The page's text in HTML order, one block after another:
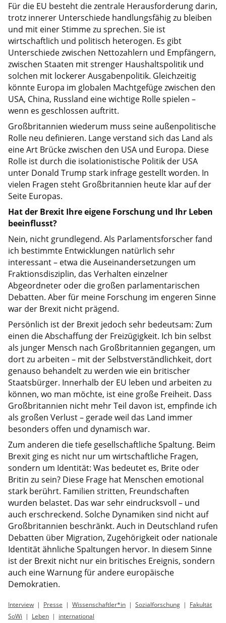
Für die EU besteht die zentrale Herausforderung darin,
trotz innerer Unterschiede handlungsfähig zu bleiben
und mit einer Stimme zu sprechen. Sie ist
wirtschaftlich und politisch heterogen. Es gibt
Unterschiede zwischen Nettozahlern und Empfängern,
zwischen Staaten mit strenger Haushaltspolitik und
solchen mit lockerer Ausgabenpolitik. Gleichzeitig
könnte Europa im globalen Machtgefüge zwischen den
USA, China, Russland eine wichtige Rolle spielen –
wenn es geschlossen auftritt.
Großbritannien wiederum muss seine außenpolitische
Rolle neu definieren. Lange verstand sich das Land als
eine Art Brücke zwischen den USA und Europa. Diese
Rolle ist durch die isolationistische Politik der USA
unter Donald Trump stark infrage gestellt worden. In
vielen Fragen steht Großbritannien heute klar auf der
Seite Europas.
Hat der Brexit Ihre eigene Forschung und Ihr Leben
beeinflusst?
Nein, nicht grundlegend. Als Parlamentsforscher fand
ich bestimmte Entwicklungen natürlich sehr
interessant – etwa die Auseinandersetzungen um
Fraktionsdisziplin, das Verhalten einzelner
Abgeordneter oder die großen parlamentarischen
Debatten. Aber für meine Forschung im engeren Sinne
war der Brexit nicht prägend.
Persönlich ist der Brexit jedoch sehr bedeutsam: Zum
einen die Abschaffung der Freizügigkeit. Ich bin selbst
als junger Mensch nach Großbritannien gegangen, um
dort zu arbeiten – mit der Selbstverständlichkeit, dort
genauso behandelt zu werden wie ein britischer
Staatsbürger. Innerhalb der EU leben und arbeiten zu
können, wo man möchte, ist eine große Freiheit. Dass
Großbritannien nicht mehr Teil davon ist, empfinde ich
als großen Verlust – gerade weil das Land immer
besonders offen und dynamisch war.
Zum anderen die tiefe gesellschaftliche Spaltung. Beim
Brexit ging es nicht nur um wirtschaftliche Fragen,
sondern um Identität: Was bedeutet es, Brite oder
Britin zu sein? Diese Frage hat Menschen emotional
stark berührt. Familien stritten, Freundschaften
wurden belastet. Das war sehr eindrucksvoll – und
auch erschreckend. Solche Dynamiken sind nicht auf
Großbritannien beschränkt. Auch in Deutschland rufen
Debatten über Migration, Zugehörigkeit oder nationale
Identität ähnliche Spaltungen hervor. In diesem Sinne
ist der Brexit nicht nur ein britisches Ereignis, sondern
auch eine Warnung für andere europäische
Demokratien.
Interview Presse Wissenschaftler*in Sozialforschung
Fakultät
SoWi
Leben international